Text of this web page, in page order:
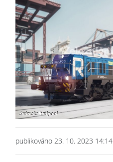
publikováno 23. 10. 2023 14:14